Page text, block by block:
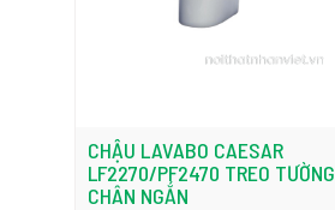
CHẬU LAVABO CAESAR
LF2270/PF2470 TREO TƯỜNG
CHÂN NGẮN